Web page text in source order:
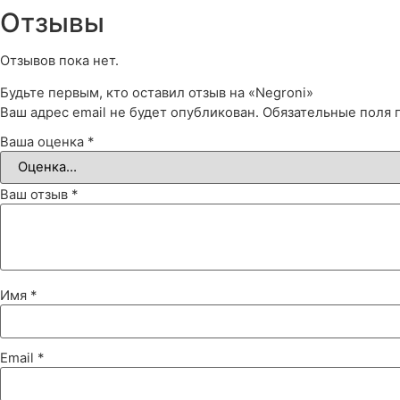
Отзывы
Отзывов пока нет.
Будьте первым, кто оставил отзыв на «Negroni»
Ваш адрес email не будет опубликован. Обязательные поля
Ваша оценка *
Ваш отзыв *
Имя *
Email *